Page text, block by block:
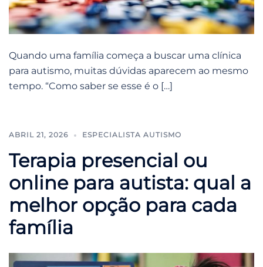
Quando uma família começa a buscar uma clínica
para autismo, muitas dúvidas aparecem ao mesmo
tempo. “Como saber se esse é o […]
ABRIL 21, 2026 ESPECIALISTA AUTISMO
Terapia presencial ou
online para autista: qual a
melhor opção para cada
família